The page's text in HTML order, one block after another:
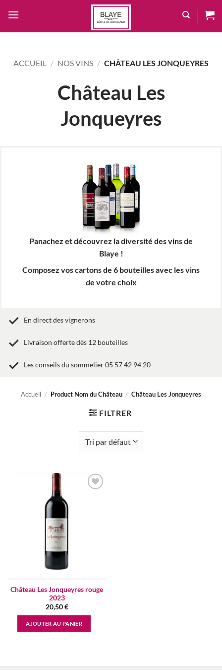
contenu
ACCUEIL / NOS VINS / CHÂTEAU LES JONQUEYRES
Château Les
Jonqueyres
Panachez et découvrez la diversité des vins de
Blaye !
Composez vos cartons de 6 bouteilles avec les vins
de votre choix
En direct des vignerons
Livraison offerte dès 12 bouteilles
Les conseils du sommelier 05 57 42 94 20
Accueil / Product Nom du Château / Château Les Jonqueyres
FILTRER
Château Les Jonqueyres rouge
2023
20,50€
AJOUTER AU PANIER